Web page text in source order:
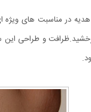
و طراحی این